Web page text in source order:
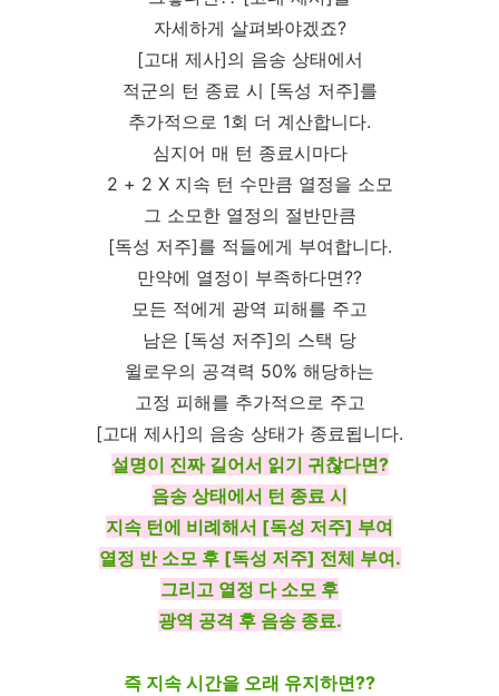
자세하게 살펴봐야겠죠?
[고대 제사]의 음송 상태에서
적군의 턴 종료 시 [독성 저주]를
추가적으로 1회 더 계산합니다.
심지어 매 턴 종료시마다
2 + 2 X 지속 턴 수만큼 열정을 소모
그 소모한 열정의 절반만큼
[독성 저주]를 적들에게 부여합니다.
만약에 열정이 부족하다면??
모든 적에게 광역 피해를 주고
남은 [독성 저주]의 스택 당
윌로우의 공격력 50% 해당하는
고정 피해를 추가적으로 주고
[고대 제사]의 음송 상태가 종료됩니다.
설명이 진짜 길어서 읽기 귀찮다면?
음송 상태에서 턴 종료 시
지속 턴에 비례해서 [독성 저주] 부여
열정 반 소모 후 [독성 저주] 전체 부여.
그리고 열정 다 소모 후
광역 공격 후 음송 종료.
즉 지속 시간을 오래 유지하면??